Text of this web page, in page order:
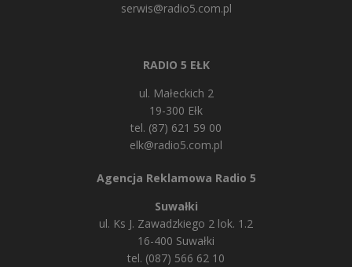
serwis@radio5.com.pl
RADIO 5 EŁK
ul. Małeckich 2
19-300 Ełk
tel. (87) 621 59 00
elk@radio5.com.pl
Agencja Reklamowa Radio 5
Suwałki
ul. Ks J. Zawadzkiego 2 lok. 1.2
16-400 Suwałki
tel. (087) 566 62 10